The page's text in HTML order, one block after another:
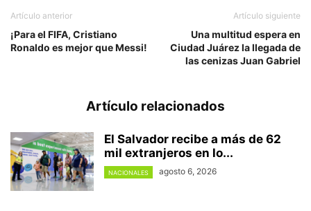
Artículo anterior
¡Para el FIFA, Cristiano
Ronaldo es mejor que Messi!
Artículo siguiente
Una multitud espera en
Ciudad Juárez la llegada de
las cenizas Juan Gabriel
Artículo relacionados
El Salvador recibe a más de 62
mil extranjeros en lo...
NACIONALES agosto 6, 2026